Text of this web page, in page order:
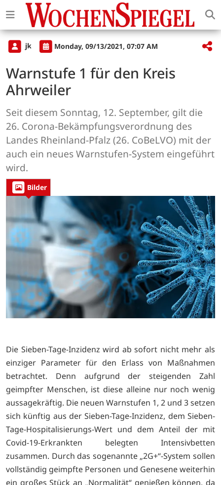
jk Monday, 09/13/2021, 07:07 AM
Warnstufe 1 für den Kreis
Ahrweiler
Seit diesem Sonntag, 12. September, gilt die
26. Corona-Bekämpfungsverordnung des
Landes Rheinland-Pfalz (26. CoBeLVO) mit der
auch ein neues Warnstufen-System eingeführt
wird.
Bilder
Die Sieben-Tage-Inzidenz wird ab sofort nicht mehr als
einziger Parameter für den Erlass von Maßnahmen
betrachtet. Denn aufgrund der steigenden Zahl
geimpfter Menschen, ist diese alleine nur noch wenig
aussagekräftig. Die neuen Warnstufen 1, 2 und 3 setzen
sich künftig aus der Sieben-Tage-Inzidenz, dem Sieben-
Tage-Hospitalisierungs-Wert und dem Anteil der mit
Covid-19-Erkrankten belegten Intensivbetten
zusammen. Durch das sogenannte „2G+“-System sollen
vollständig geimpfte Personen und Genesene weiterhin
ein großes Stück an „Normalität“ genießen können, da